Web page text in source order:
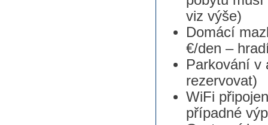
viz výše)
Domácí
€/den –
Parkování v
rezervovat)
WiFi
případné